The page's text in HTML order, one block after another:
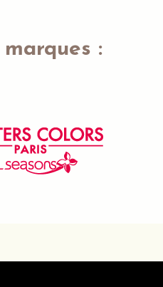
: